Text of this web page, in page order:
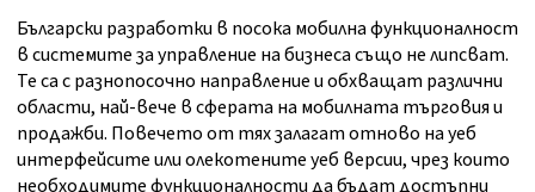
Български разработки в посока мобилна функционалност
в системите за управление на бизнеса също не липсват.
Те са с разнопосочно направление и обхващат различни
области, най-вече в сферата на мобилната търговия и
продажби. Повечето от тях залагат отново на уеб
интерфейсите или олекотените уеб версии, чрез които
необходимите функционалности да бъдат достъпни